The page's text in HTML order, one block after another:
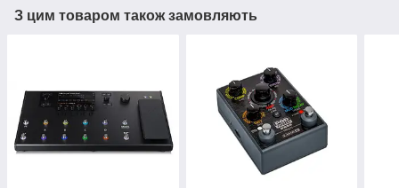
З цим товаром також замовляють